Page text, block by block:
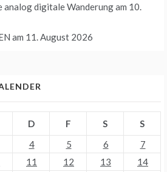
analog digitale Wanderungam 10.
am 11. August 2026
D F S
S
4 5 6
7
11 12 13
14